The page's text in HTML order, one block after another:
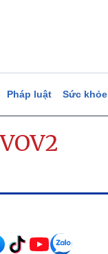
Pháp luật Sức khỏe